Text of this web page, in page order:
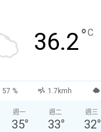
36.2°C
57 % 1.7kmh
週一
35°
週二
33°
週三
32°